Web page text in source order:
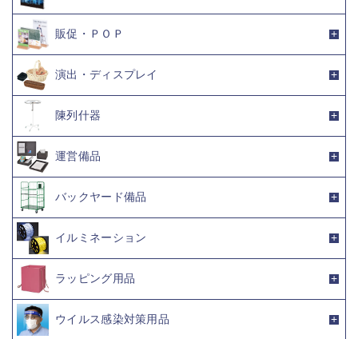
販促・ＰＯＰ
演出・ディスプレイ
陳列什器
運営備品
バックヤード備品
イルミネーション
ラッピング用品
ウイルス感染対策用品